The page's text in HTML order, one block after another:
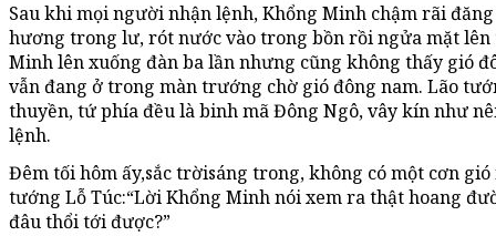
Sau khi mọi người nhận lệnh, Khổng Minh chậm rãi
hương trong lư, rót nước vào trong bồn rồi ngửa mặt
Minh lên xuống đàn ba lần nhưng cũng không thấy gió
vẫn đang ở trong màn trướng chờ gió đông nam. Lão
thuyền, tứ phía đều là binh mã Đông Ngô, vây kín như
lệnh.
Đêm tối hôm ấy,sắc trờisáng trong, không có một cơn
tướng Lỗ Túc:“Lời Khổng Minh nói xem ra thật hoang
đâu thổi tới được?”